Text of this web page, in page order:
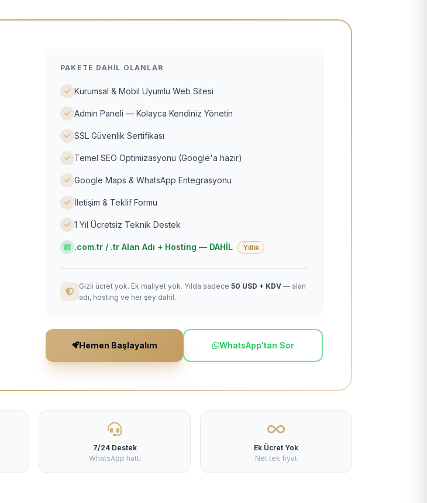
PAKETE DAHIL OLANLAR
Kurumsal & Mobil Uyumlu Web Sitesi
Admin Paneli — Kolayca Kendiniz Yönetin
SSL Güvenlik Sertifikası
Temel SEO Optimizasyonu (Google'a hazır)
Google Maps & WhatsApp Entegrasyonu
İletişim & Teklif Formu
1 Yıl Ücretsiz Teknik Destek
.com.tr / .tr Alan Adı + Hosting — DAHİL Yıllık
Gizli ücret yok. Ek maliyet yok. Yılda sadece 50 USD + KDV — alan
adı, hosting ve her şey dahil.
Hemen Başlayalım WhatsApp'tan Sor
7/24 Destek
WhatsApp hattı
Ek Ücret Yok
Net tek fiyat